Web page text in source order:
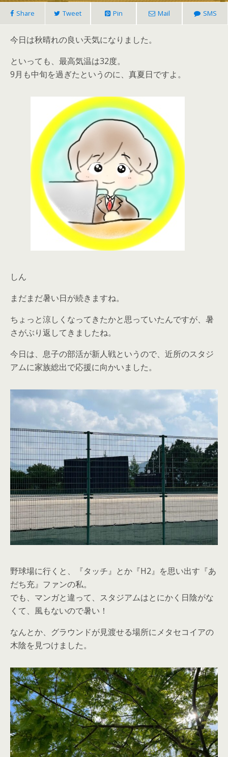
Share Tweet Pin Mail SMS
今日は秋晴れの良い天気になりました。
といっても、最高気温は32度。
9月も中旬を過ぎたというのに、真夏日ですよ。
しん
まだまだ暑い日が続きますね。
ちょっと涼しくなってきたかと思っていたんですが、暑
さがぶり返してきましたね。
今日は、息子の部活が新人戦というので、近所のスタジ
アムに家族総出で応援に向かいました。
野球場に行くと、『タッチ』とか『H2』を思い出す『あ
だち充』ファンの私。
でも、マンガと違って、スタジアムはとにかく日陰がな
くて、風もないので暑い！
なんとか、グラウンドが見渡せる場所にメタセコイアの
木陰を見つけました。